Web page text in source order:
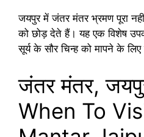
जयपुर में जंतर मंतर भ्रमण पूरा
को छोड़ देते हैं। यह एक विशेष
सूर्य के सौर चिन्ह को मापने के लिए
जंतर मंतर,
When To